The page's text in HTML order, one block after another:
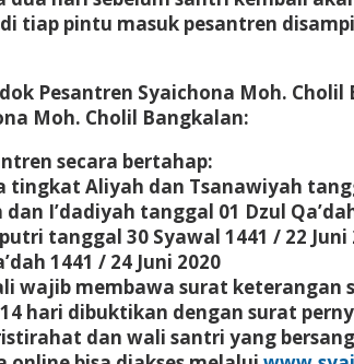
tiap pintu masuk pesantren
Pesantren Syaichona Moh.
Moh. Cholil Bangkalan:
secara bertahap:
Aliyah dan Tsanawiyah
I’dadiyah tanggal 01 Dzul
tanggal 30 Syawal 1441 / 22 Juni
1441 / 24 Juni 2020
wajib membawa surat
hari dibuktikan dengan surat
dan wali santri yang